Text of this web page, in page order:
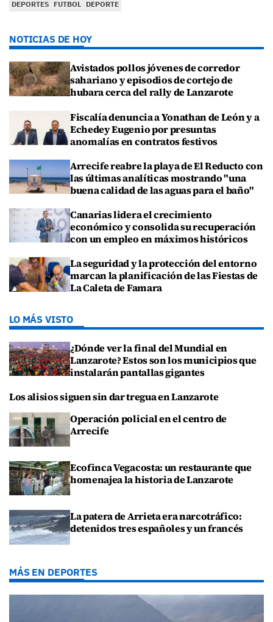
DEPORTES FUTBOL DEPORTE
NOTICIAS DE HOY
Avistados pollos jóvenes de corredor
sahariano y episodios de cortejo de
hubara cerca del rally de Lanzarote
Fiscalía denuncia a Yonathan de León y a
Echedey Eugenio por presuntas
anomalías en contratos festivos
Arrecife reabre la playa de El Reducto con
las últimas analíticas mostrando "una
buena calidad de las aguas para el baño"
Canarias lidera el crecimiento
económico y consolida su recuperación
con un empleo en máximos históricos
La seguridad y la protección del entorno
marcan la planificación de las Fiestas de
La Caleta de Famara
LO MÁS VISTO
¿Dónde ver la final del Mundial en
Lanzarote? Estos son los municipios que
instalarán pantallas gigantes
Los alisios siguen sin dar tregua en Lanzarote
Operación policial en el centro de
Arrecife
Ecofinca Vegacosta: un restaurante que
homenajea la historia de Lanzarote
La patera de Arrieta era narcotráfico:
detenidos tres españoles y un francés
MÁS EN DEPORTES